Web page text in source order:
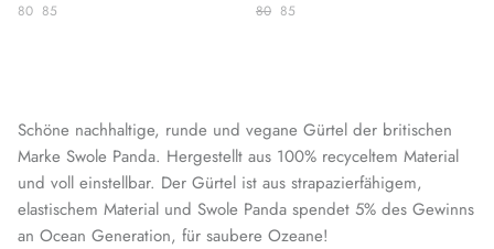
80 85 80 85
Schöne nachhaltige, runde und vegane Gürtel der britischen
Marke Swole Panda. Hergestellt aus 100% recyceltem Material
und voll einstellbar. Der Gürtel ist aus strapazierfähigem,
elastischem Material und Swole Panda spendet 5% des Gewinns
an Ocean Generation, für saubere Ozeane!